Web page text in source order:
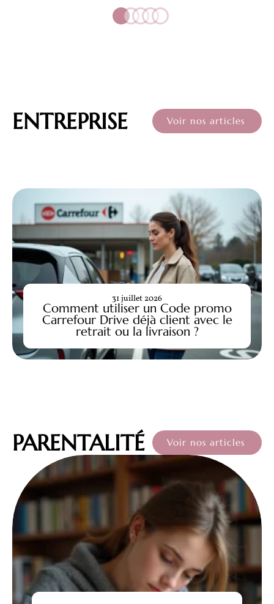
ENTREPRISE Voir nos articles
Comment utiliser un Code promo
Carrefour Drive déjà client avec le
retrait ou la livraison ?
31 juillet 2026
PARENTALITÉ Voir nos articles